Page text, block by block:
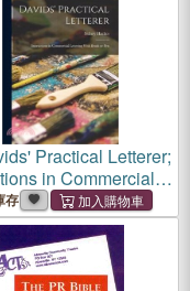
St. William,
Practical Letterer;
in Commercial
With Brush or Pen
存